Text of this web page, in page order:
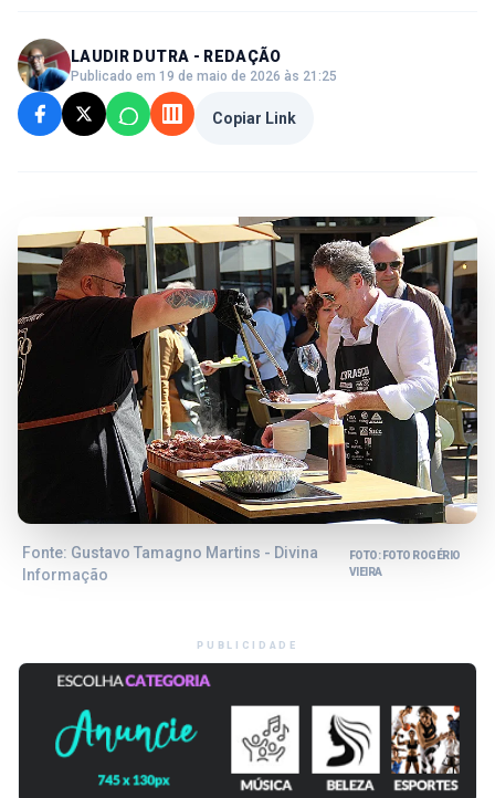
LAUDIR DUTRA - REDAÇÃO
Publicado em 19 de maio de 2026 às 21:25
Copiar Link
Fonte: Gustavo Tamagno Martins - Divina
Informação
FOTO: FOTO ROGÉRIO
VIEIRA
PUBLICIDADE